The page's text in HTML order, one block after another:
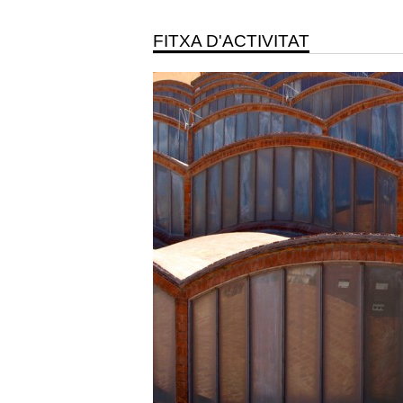
FITXA D'ACTIVITAT